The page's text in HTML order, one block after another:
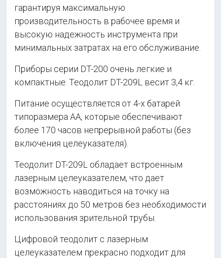
гарантируя максимальную
производительность в рабочее время и
высокую надежность инструмента при
минимальных затратах на его обслуживание.
Приборы серии DT-200 очень легкие и
компактные. Теодолит DT-209L весит 3,4 кг.
Питание осуществляется от 4-х батарей
типоразмера АА, которые обеспечивают
более 170 часов непрерывной работы (без
включения целеуказателя).
Теодолит DT-209L обладает встроенным
лазерным целеуказателем, что дает
возможность наводиться на точку на
расстояниях до 50 метров без необходимости
использования зрительной трубы.
Цифровой теодолит с лазерным
целеуказателем прекрасно подходит для